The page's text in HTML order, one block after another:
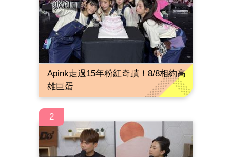
Apink走過15年粉紅奇蹟！8/8相約高
雄巨蛋
2